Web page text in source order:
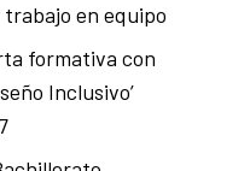
en equipo
formativa con
Inclusivo’